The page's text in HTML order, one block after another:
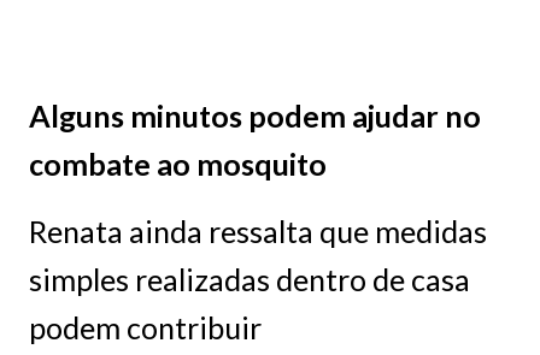
Alguns minutos podem ajudar no
combate ao mosquito
Renata ainda ressalta que medidas
simples realizadas dentro de casa
podem contribuir